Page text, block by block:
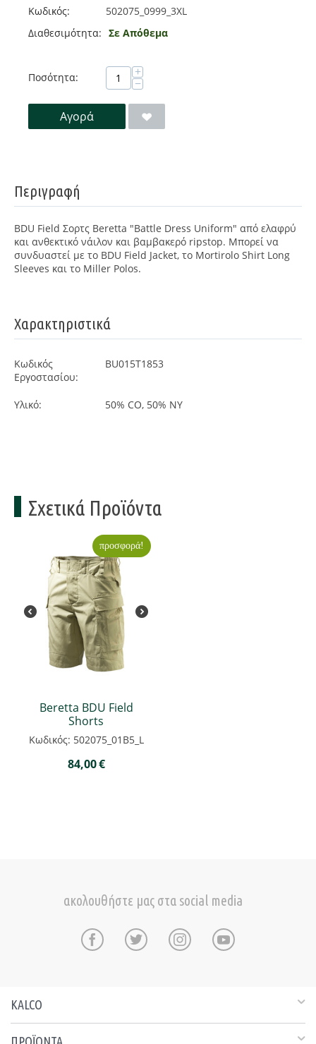
Κωδικός:
502075_0999_3XL
Διαθεσιμότητα: Σε Απόθεμα
Ποσότητα: +
−
Αγορά
Περιγραφή
BDU Field Σορτς Beretta "Battle Dress Uniform" από ελαφρύ
και ανθεκτικό νάιλον και βαμβακερό ripstop. Μπορεί να
συνδυαστεί με το BDU Field Jacket, το Mortirolo Shirt Long
Sleeves και το Miller Polos.
Χαρακτηριστικά
Κωδικός
Εργοστασίου:
BU015T1853
Υλικό: 50% CO, 50% NY
Σχετικά Προϊόντα
προσφορά!
Beretta BDU Field
Shorts
Κωδικός: 502075_01B5_L
84,00€
ακολουθήστε μας στα social media
KALCO
ΠΡΟΪΟΝΤΑ